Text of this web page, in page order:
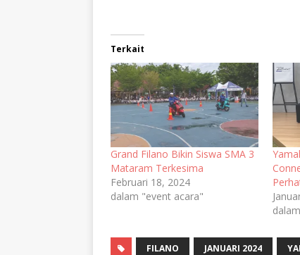
Terkait
Grand Filano Bikin Siswa SMA 3
Mataram Terkesima
Februari 18, 2024
dalam "event acara"
FILANO JANUARI 2024